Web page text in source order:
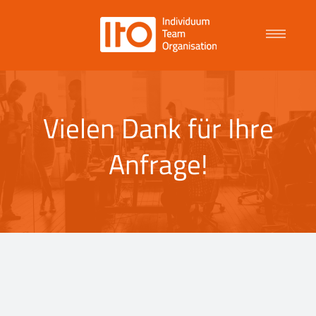
Talent Management
Purpose Driven Culture
Coaching
Vielen Dank für Ihre
Anfrage!